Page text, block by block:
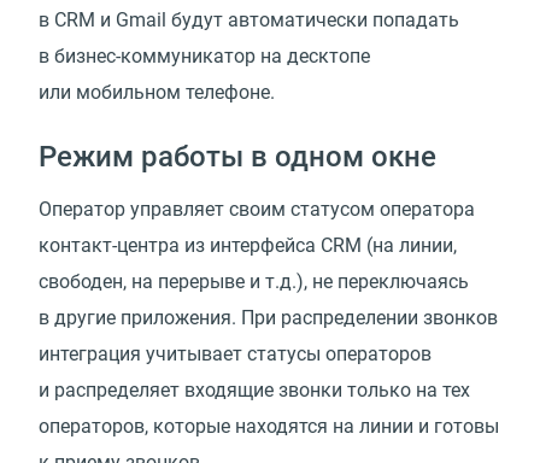
в CRM и Gmail будут автоматически попадать
в бизнес-коммуникатор на десктопе
или мобильном телефоне.
Режим работы в одном окне
Оператор управляет своим статусом оператора
контакт-центра из интерфейса CRM (на линии,
свободен, на перерыве и т.д.), не переключаясь
в другие приложения. При распределении звонков
интеграция учитывает статусы операторов
и распределяет входящие звонки только на тех
операторов, которые находятся на линии и готовы